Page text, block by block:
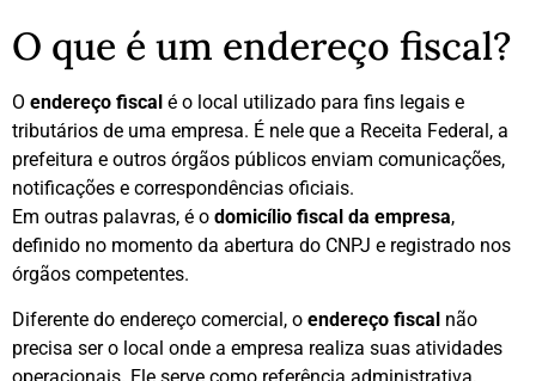
O que é um endereço fiscal?
O endereço fiscal é o local utilizado para fins legais e
tributários de uma empresa. É nele que a Receita Federal, a
prefeitura e outros órgãos públicos enviam comunicações,
notificações e correspondências oficiais.
Em outras palavras, é o domicílio fiscal da empresa,
definido no momento da abertura do CNPJ e registrado nos
órgãos competentes.
Diferente do endereço comercial, o endereço fiscal não
precisa ser o local onde a empresa realiza suas atividades